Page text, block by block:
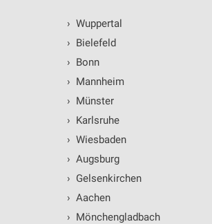
› Wuppertal
› Bielefeld
› Bonn
› Mannheim
› Münster
› Karlsruhe
› Wiesbaden
› Augsburg
› Gelsenkirchen
› Aachen
› Mönchengladbach